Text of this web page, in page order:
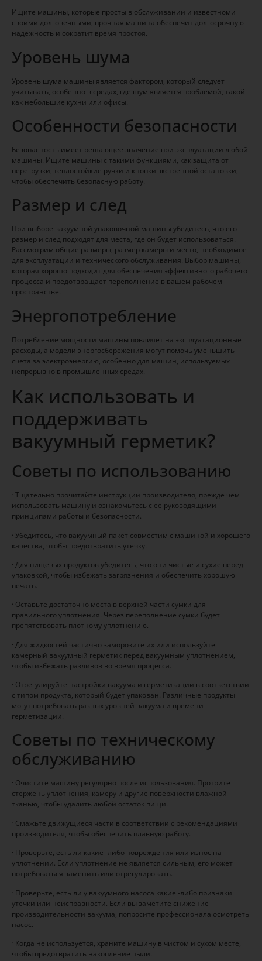
Ищите машины, которые просты в обслуживании и известноми
своими долговечными, прочная машина обеспечит долгосрочную
надежность и сократит время простоя.
Уровень шума
Уровень шума машины является фактором, который следует
учитывать, особенно в средах, где шум является проблемой, такой
как небольшие кухни или офисы.
Особенности безопасности
Безопасность имеет решающее значение при эксплуатации любой
машины. Ищите машины с такими функциями, как защита от
перегрузки, теплостойкие ручки и кнопки экстренной остановки,
чтобы обеспечить безопасную работу.
Размер и след
При выборе вакуумной упаковочной машины убедитесь, что его
размер и след подходят для места, где он будет использоваться.
Рассмотрим общие размеры, размер камеры и место, необходимое
для эксплуатации и технического обслуживания. Выбор машины,
которая хорошо подходит для обеспечения эффективного рабочего
процесса и предотвращает переполнение в вашем рабочем
пространстве.
Энергопотребление
Потребление мощности машины повлияет на эксплуатационные
расходы, а модели энергосбережения могут помочь уменьшить
счета за электроэнергию, особенно для машин, используемых
непрерывно в промышленных средах.
Как использовать и
поддерживать
вакуумный герметик?
Советы по использованию
· Тщательно прочитайте инструкции производителя, прежде чем
использовать машину и ознакомьтесь с ее руководящими
принципами работы и безопасности.
· Убедитесь, что вакуумный пакет совместим с машиной и хорошего
качества, чтобы предотвратить утечку.
· Для пищевых продуктов убедитесь, что они чистые и сухие перед
упаковкой, чтобы избежать загрязнения и обеспечить хорошую
печать.
· Оставьте достаточно места в верхней части сумки для
правильного уплотнения. Через переполнение сумки будет
препятствовать плотному уплотнению.
· Для жидкостей частично заморозите их или используйте
камерный вакуумный герметик перед вакуумным уплотнением,
чтобы избежать разливов во время процесса.
· Отрегулируйте настройки вакуума и герметизации в соответствии
с типом продукта, который будет упакован. Различные продукты
могут потребовать разных уровней вакуума и времени
герметизации.
Советы по техническому
обслуживанию
· Очистите машину регулярно после использования. Протрите
стержень уплотнения, камеру и другие поверхности влажной
тканью, чтобы удалить любой остаток пищи.
· Смажьте движущиеся части в соответствии с рекомендациями
производителя, чтобы обеспечить плавную работу.
· Проверьте, есть ли какие -либо повреждения или износ на
уплотнении. Если уплотнение не является сильным, его может
потребоваться заменить или отрегулировать.
· Проверьте, есть ли у вакуумного насоса какие -либо признаки
утечки или неисправности. Если вы заметите снижение
производительности вакуума, попросите профессионала осмотреть
насос.
· Когда не используется, храните машину в чистом и сухом месте,
чтобы предотвратить накопление пыли.